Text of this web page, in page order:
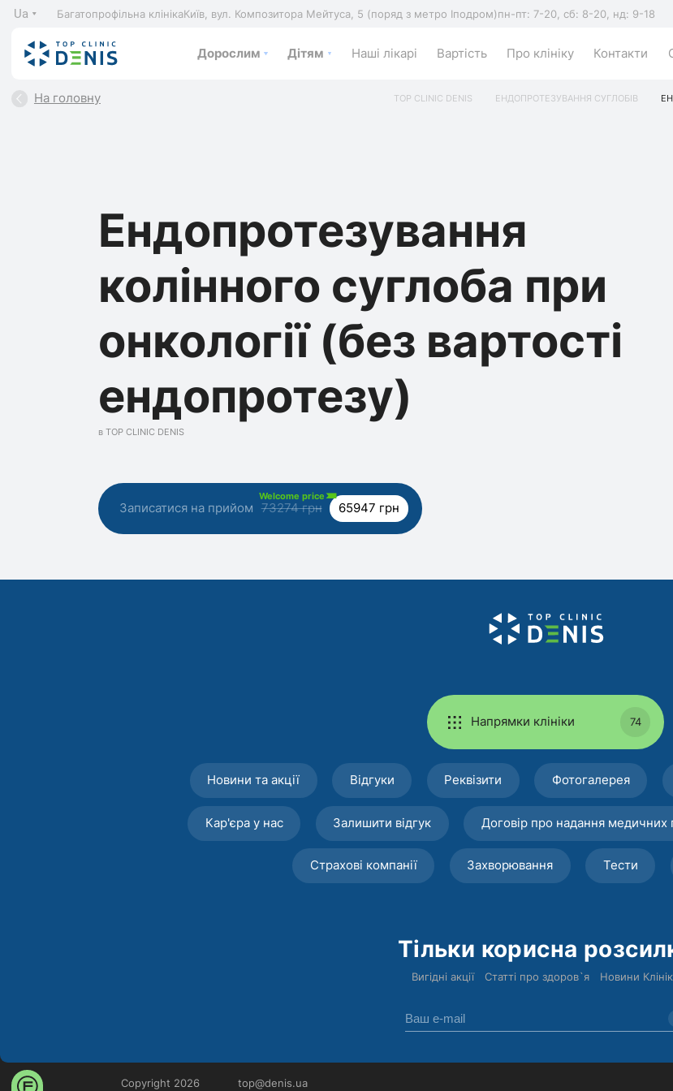
Ua Багатопрофільна клінікаКиїв, вул. Композитора Мейтуса, 5 (поряд з метро Іподром)пн-пт: 7-20, сб: 8-20, нд: 9-18
Дорослим Дітям Наші лікарі Вартість Про клініку Контакти
На головну TOP CLINIC DENIS ЕНДОПРОТЕЗУВАННЯ СУГЛОБІВ
Ендопротезування
колінного суглоба при
онкології (без вартості
ендопротезу)
в TOP CLINIC DENIS
Записатися на прийом
Welcome price
73274 грн 65947 грн
Напрямки клініки 74
Новини та акції Відгуки Реквізити Фотогалерея
Кар'єра у нас Залишити відгук Договір про надання медичних
Страхові компанії Захворювання Тести
Тільки корисна
Вигідні акції Статті про здоров`я Новини
Copyright 2026 top@denis.ua